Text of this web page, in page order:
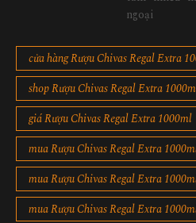
ngoại
cửa hàng Rượu Chivas Regal Extra
shop Rượu Chivas Regal Extra
giá Rượu Chivas Regal Extra 1000ml
mua Rượu Chivas Regal Extra
mua Rượu Chivas Regal Extra
mua Rượu Chivas Regal Extra